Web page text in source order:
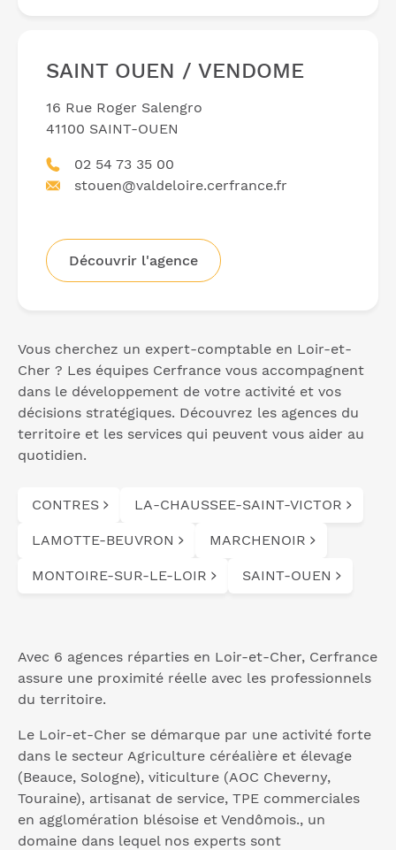
SAINT OUEN / VENDOME
16 Rue Roger Salengro
41100 SAINT-OUEN
02 54 73 35 00
stouen@valdeloire.cerfrance.fr
Découvrir l'agence
Vous cherchez un expert-comptable en Loir-et-
Cher ? Les équipes Cerfrance vous accompagnent
dans le développement de votre activité et vos
décisions stratégiques. Découvrez les agences du
territoire et les services qui peuvent vous aider au
quotidien.
CONTRES LA-CHAUSSEE-SAINT-VICTOR
LAMOTTE-BEUVRON MARCHENOIR
MONTOIRE-SUR-LE-LOIR SAINT-OUEN
Avec 6 agences réparties en Loir-et-Cher, Cerfrance
assure une proximité réelle avec les professionnels
du territoire.
Le Loir-et-Cher se démarque par une activité forte
dans le secteur Agriculture céréalière et élevage
(Beauce, Sologne), viticulture (AOC Cheverny,
Touraine), artisanat de service, TPE commerciales
en agglomération blésoise et Vendômois., un
domaine dans lequel nos experts sont